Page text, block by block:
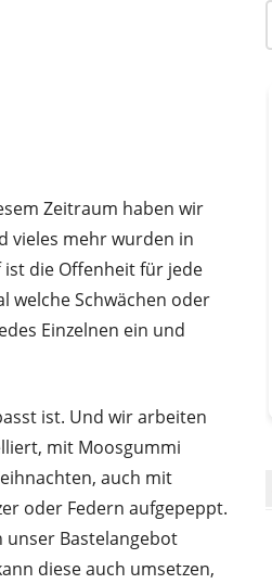
Zeitraum haben wir
vieles mehr wurden in
die Offenheit für jede
welche Schwächen oder
Einzelnen ein und
ist. Und wir arbeiten
mit Moosgummi
auch mit
oder Federn aufgepeppt.
unser Bastelangebot
diese auch umsetzen,